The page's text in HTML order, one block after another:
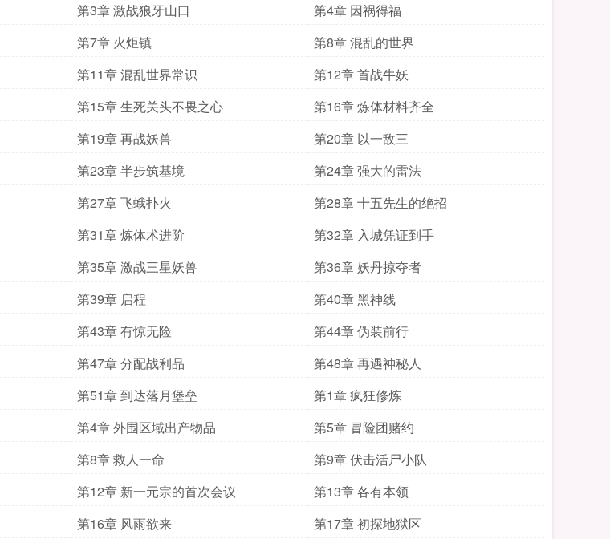
第3章 激战狼牙山口
第4章 因祸得福
第7章 火炬镇
第8章 混乱的世界
第11章 混乱世界常识
第12章 首战牛妖
第15章 生死关头不畏之心
第16章 炼体材料齐全
第19章 再战妖兽
第20章 以一敌三
第23章 半步筑基境
第24章 强大的雷法
第27章 飞蛾扑火
第28章 十五先生的绝招
第31章 炼体术进阶
第32章 入城凭证到手
第35章 激战三星妖兽
第36章 妖丹掠夺者
第39章 启程
第40章 黑神线
第43章 有惊无险
第44章 伪装前行
第47章 分配战利品
第48章 再遇神秘人
第51章 到达落月堡垒
第1章 疯狂修炼
第4章 外围区域出产物品
第5章 冒险团赌约
第8章 救人一命
第9章 伏击活尸小队
第12章 新一元宗的首次会议
第13章 各有本领
第16章 风雨欲来
第17章 初探地狱区